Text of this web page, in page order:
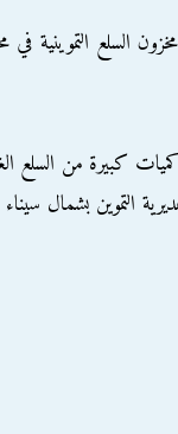
السلع التموينية في
كبيرة من السلع
التموين بشمال